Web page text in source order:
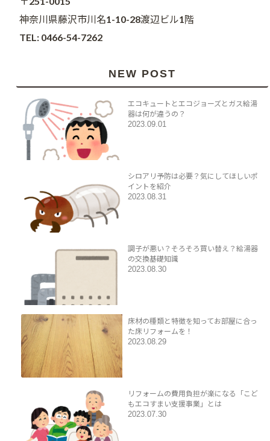
神奈川県藤沢市川名1-10-28渡辺ビル1階
TEL: 0466-54-7262
NEW POST
エコキュートとエコジョーズとガス給湯
器は何が違うの？
2023.09.01
シロアリ予防は必要？気にしてほしいポ
イントを紹介
2023.08.31
調子が悪い？そろそろ買い替え？給湯器
の交換基礎知識
2023.08.30
床材の種類と特徴を知ってお部屋に合っ
た床リフォームを！
2023.08.29
リフォームの費用負担が楽になる「こど
もエコすまい支援事業」とは
2023.07.30